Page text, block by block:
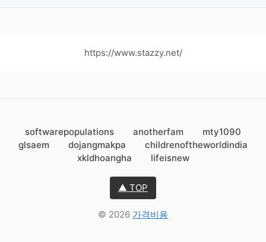
https://www.stazzy.net/
softwarepopulations anotherfam
mty1090
glsaem
dojangmakpa
childrenoftheworldindia
xkldhoangha
lifeisnew
▲ TOP
© 2026 가격비용